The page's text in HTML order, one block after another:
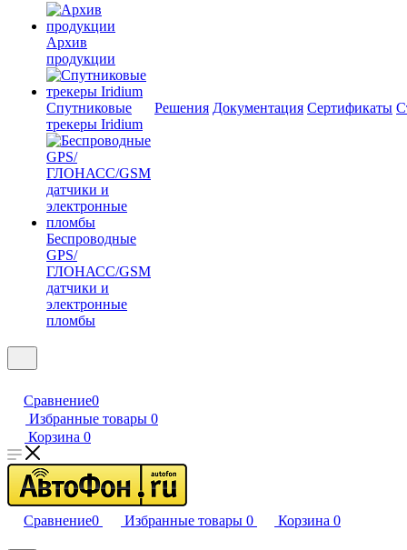
Архив
продукции
Спутниковые
трекеры Iridium
Беспроводные
GPS/
ГЛОНАСС/GSM
датчики и
электронные
пломбы
Решения Документация Сертификаты
Сравнение0
Избранные товары 0
Корзина 0
Сравнение0 Избранные товары 0 Корзина 0